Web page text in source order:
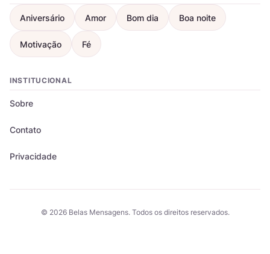
Aniversário Amor Bom dia Boa noite
Motivação Fé
INSTITUCIONAL
Sobre
Contato
Privacidade
© 2026 Belas Mensagens. Todos os direitos reservados.